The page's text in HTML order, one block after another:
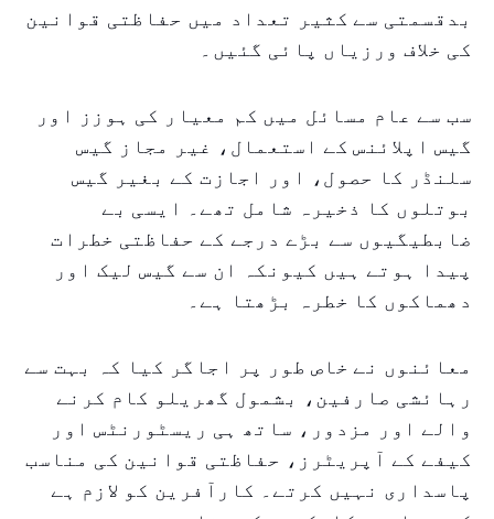
بدقسمتی سے کثیر تعداد میں حفاظتی قوانین
کی خلاف ورزیاں پائی گئیں۔
سب سے عام مسائل میں کم معیار کی ہوزز اور
گیس اپلائنس کے استعمال، غیر مجاز گیس
سلنڈر کا حصول، اور اجازت کے بغیر گیس
بوتلوں کا ذخیرہ شامل تھے۔ ایسی بے
ضابطیگیوں سے بڑے درجے کے حفاظتی خطرات
پیدا ہوتے ہیں کیونکہ ان سے گیس لیک اور
دھماکوں کا خطرہ بڑھتا ہے۔
معائنوں نے خاص طور پر اجاگر کیا کہ بہت سے
رہائشی صارفین، بشمول گھریلو کام کرنے
والے اور مزدور، ساتھ ہی ریسٹورنٹس اور
کیفے کے آپریٹرز، حفاظتی قوانین کی مناسب
پاسداری نہیں کرتے۔ کارآفرین کو لازم ہے